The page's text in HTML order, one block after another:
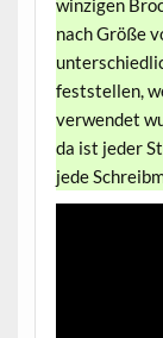
winzigen
nach Größe
feststellen,
verwendet
da ist jeder
jede